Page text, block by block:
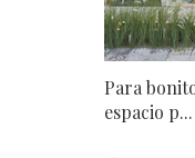
Para
espacio p...